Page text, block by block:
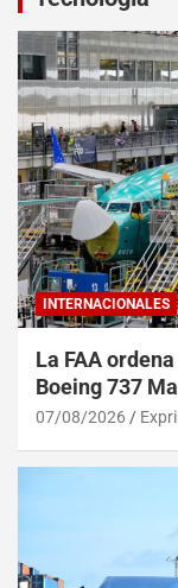
INTERNACIONALES
La FAA
Boeing 737
07/08/2026